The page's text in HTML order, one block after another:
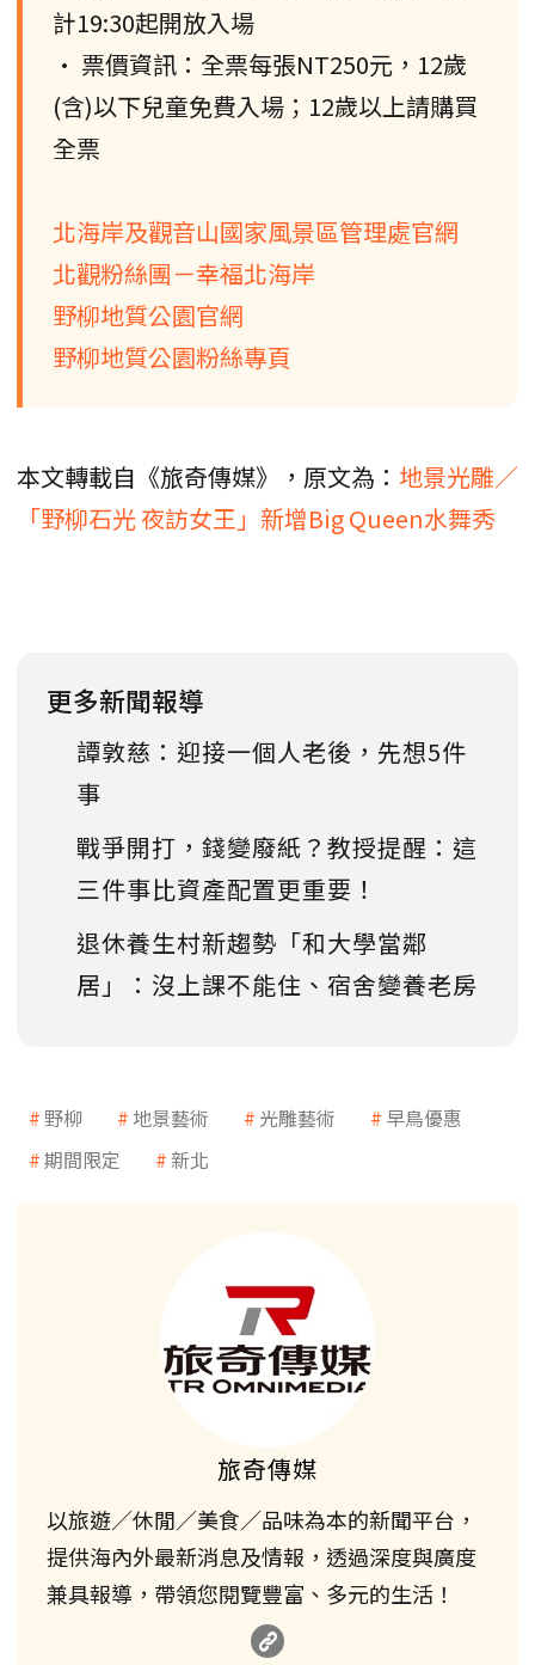
計19:30起開放入場
• 票價資訊：全票每張NT250元，12歲
(含)以下兒童免費入場；12歲以上請購買
全票
北海岸及觀音山國家風景區管理處官網
北觀粉絲團－幸福北海岸
野柳地質公園官網
野柳地質公園粉絲專頁
本文轉載自《旅奇傳媒》，原文為： 地景光雕／
「野柳石光 夜訪女王」新增Big Queen水舞秀
更多新聞報導
譚敦慈：迎接一個人老後，先想5件
事
戰爭開打，錢變廢紙？教授提醒：這
三件事比資產配置更重要！
退休養生村新趨勢「和大學當鄰
居」：沒上課不能住、宿舍變養老房
野柳 地景藝術 光雕藝術
早鳥優惠
期間限定
新北
旅奇傳媒
以旅遊／休閒／美食／品味為本的新聞平台，
提供海內外最新消息及情報，透過深度與廣度
兼具報導，帶領您閱覽豐富、多元的生活！